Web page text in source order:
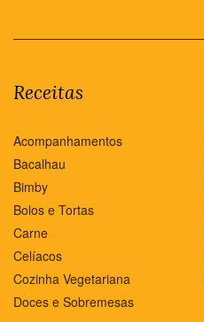
Receitas
Acompanhamentos
Bacalhau
Bimby
Bolos e Tortas
Carne
Celíacos
Cozinha Vegetariana
Doces e Sobremesas